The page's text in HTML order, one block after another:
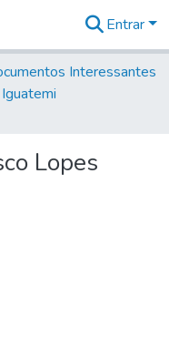
Entrar
Interessantes
Lopes